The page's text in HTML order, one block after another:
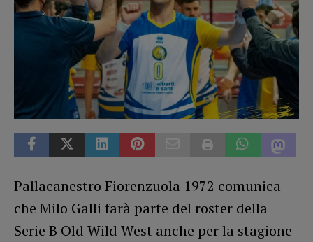
Pallacanestro Fiorenzuola 1972 comunica
che Milo Galli farà parte del roster della
Serie B Old Wild West anche per la stagione